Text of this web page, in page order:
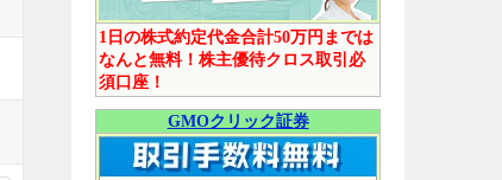
1日の株式約定代金合計50万円までは
なんと無料！株主優待クロス取引必
須口座！
GMOクリック証券